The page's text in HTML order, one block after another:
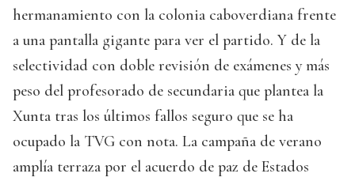
hermanamiento con la colonia caboverdiana frente
a una pantalla gigante para ver el partido. Y de la
selectividad con doble revisión de exámenes y más
peso del profesorado de secundaria que plantea la
Xunta tras los últimos fallos seguro que se ha
ocupado la TVG con nota. La campaña de verano
amplía terraza por el acuerdo de paz de Estados